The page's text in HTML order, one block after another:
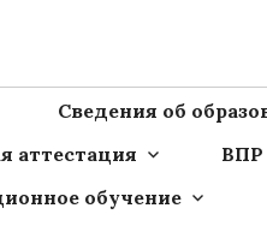
ГБОУ
Сведения об
аттестация
ВПР
обучение